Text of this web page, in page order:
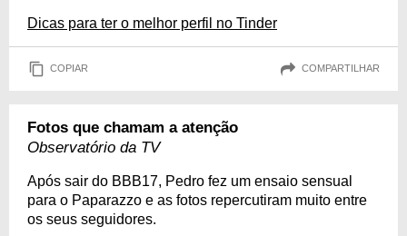
Dicas para ter o melhor perfil no Tinder
COPIAR COMPARTILHAR
Fotos que chamam a atenção
Observatório da TV
Após sair do BBB17, Pedro fez um ensaio sensual
para o Paparazzo e as fotos repercutiram muito entre
os seus seguidores.